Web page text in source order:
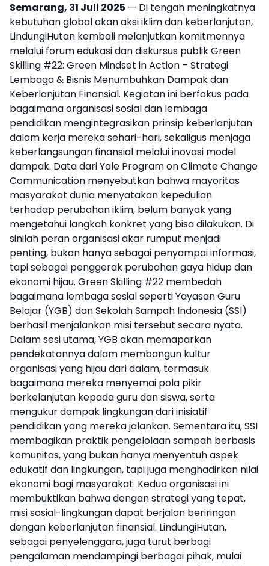
Semarang, 31 Juli 2025 — Di tengah meningkatnya
kebutuhan global akan aksi iklim dan keberlanjutan,
LindungiHutan kembali melanjutkan komitmennya
melalui forum edukasi dan diskursus publik Green
Skilling #22: Green Mindset in Action – Strategi
Lembaga & Bisnis Menumbuhkan Dampak dan
Keberlanjutan Finansial. Kegiatan ini berfokus pada
bagaimana organisasi sosial dan lembaga
pendidikan mengintegrasikan prinsip keberlanjutan
dalam kerja mereka sehari-hari, sekaligus menjaga
keberlangsungan finansial melalui inovasi model
dampak. Data dariYale Program on Climate Change
Communication menyebutkan bahwa mayoritas
masyarakat dunia menyatakan kepedulian
terhadap perubahan iklim, belum banyak yang
mengetahui langkah konkret yang bisa dilakukan. Di
sinilah peran organisasi akar rumput menjadi
penting, bukan hanya sebagai penyampai informasi,
tapi sebagai penggerak perubahan gaya hidup dan
ekonomi hijau. Green Skilling #22 membedah
bagaimana lembaga sosial seperti Yayasan Guru
Belajar (YGB) dan Sekolah Sampah Indonesia (SSI)
berhasil menjalankan misi tersebut secara nyata.
Dalam sesi utama, YGB akan memaparkan
pendekatannya dalam membangun kultur
organisasi yang hijau dari dalam, termasuk
bagaimana mereka menyemai pola pikir
berkelanjutan kepada guru dan siswa, serta
mengukur dampak lingkungan dari inisiatif
pendidikan yang mereka jalankan. Sementara itu, SSI
membagikan praktik pengelolaan sampah berbasis
komunitas, yang bukan hanya menyentuh aspek
edukatif dan lingkungan, tapi juga menghadirkan nilai
ekonomi bagi masyarakat. Kedua organisasi ini
membuktikan bahwa dengan strategi yang tepat,
misi sosial-lingkungan dapat berjalan beriringan
dengan keberlanjutan finansial. LindungiHutan,
sebagai penyelenggara, juga turut berbagi
pengalaman mendampingi berbagai pihak, mulai